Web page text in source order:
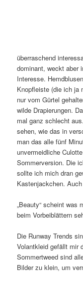
überraschend
dominant, weckt aber
Interesse.
Knopfleiste (die ich ja
nur vom Gürtel
wilde Drapierungen.
mal ganz schlecht
sehen, wie das in
man das alle fünf
unvermeidliche
Sommerversion. Die
sollte ich mich dran
Kastenjackchen.
„Beauty“ scheint was
beim Vorbeiblättern
Die Runway Trends
Volantkleid gefällt mir
Sommertweed sind
Bilder zu klein, um